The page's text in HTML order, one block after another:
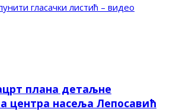
гласачки листић – видео
плана детаљне
центра насеља Лепосавић